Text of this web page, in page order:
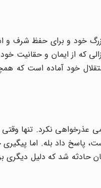
ما در مبارزه بزرگ خود و برای حفظ شرف
که از ایمان و حقانیت خود
خود آماده است که
عذرخواهی نکرد. تنها
پاسخ داد بله. اما
خانواده‌های ایرانی قربانیان حادثه شد که دلیل